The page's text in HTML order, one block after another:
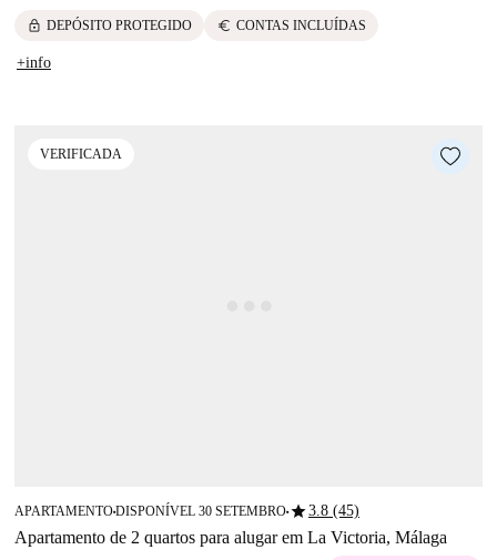
lock DEPÓSITO PROTEGIDO euro CONTAS INCLUÍDAS
+info
VERIFICADA
APARTAMENTO■DISPONÍVEL 30 SETEMBRO■star3.8 (45)
Apartamento de 2 quartos para alugar em La Victoria, Málaga